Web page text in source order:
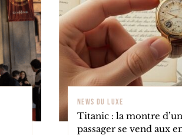
NEWS DU LUXE
Titanic : la montre d’un
passager se vend aux